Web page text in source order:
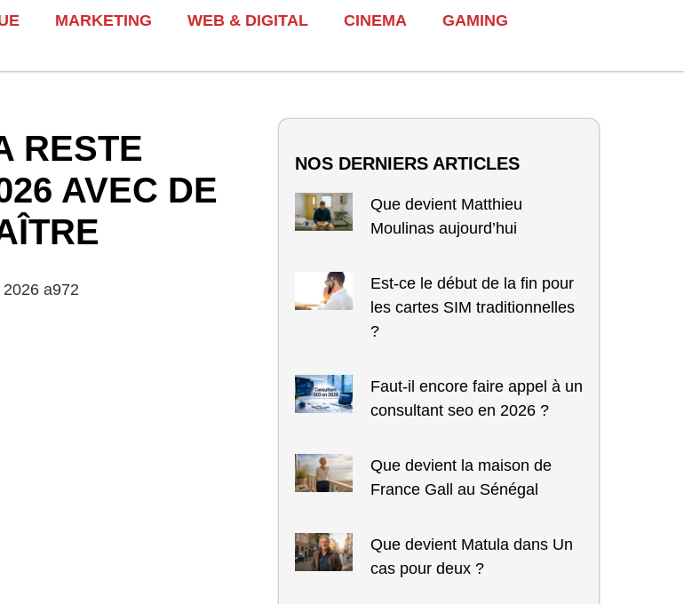
MARKETING WEB & DIGITAL CINEMA GAMING
RESTE
AVEC DE
NOS DERNIERS ARTICLES
Que devient Matthieu
Moulinas aujourd’hui
Est-ce le début de la fin pour
les cartes SIM traditionnelles
?
Faut-il encore faire appel à un
consultant seo en 2026 ?
Que devient la maison de
France Gall au Sénégal
Que devient Matula dans Un
cas pour deux ?